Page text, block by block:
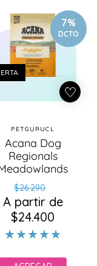
7%
DCTO
.
Proveedor:
PETGURUCL
Acana Dog
Regionals
Precio
habitual
$26.290Precio
de
oferta
A partir de
$24.400